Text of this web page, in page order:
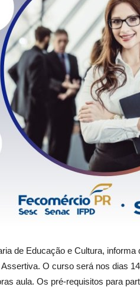
de Educação e Cultura, informa
O curso será nos dias
aula. Os pré-requisitos para